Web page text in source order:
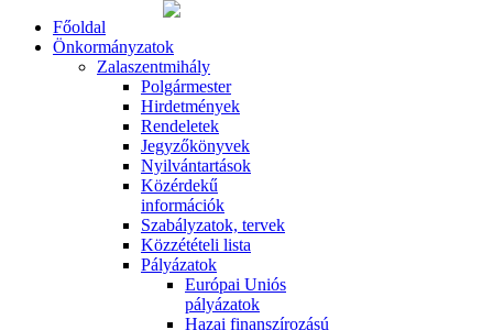
Főoldal
Önkormányzatok
Zalaszentmihály
Polgármester
Hirdetmények
Rendeletek
Jegyzőkönyvek
Nyilvántartások
Közérdekű
információk
Szabályzatok, tervek
Közzétételi lista
Pályázatok
Európai Uniós
pályázatok
Hazai finanszírozású